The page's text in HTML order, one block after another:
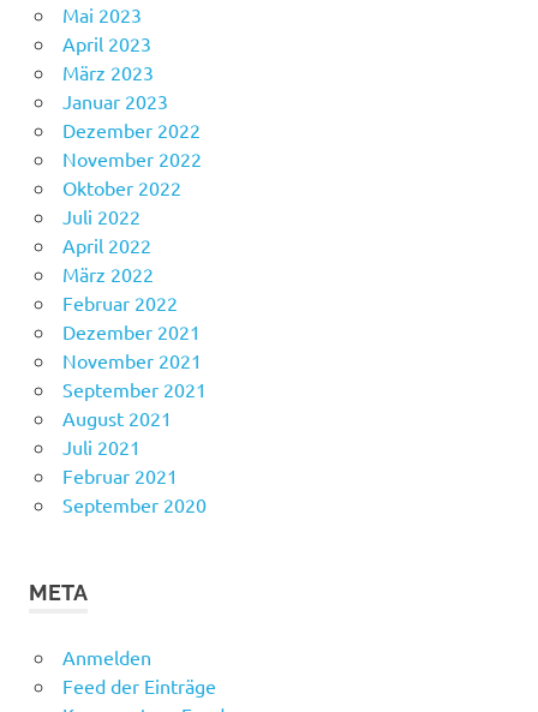
Mai 2023
April 2023
März 2023
Januar 2023
Dezember 2022
November 2022
Oktober 2022
Juli 2022
April 2022
März 2022
Februar 2022
Dezember 2021
November 2021
September 2021
August 2021
Juli 2021
Februar 2021
September 2020
META
Anmelden
Feed der Einträge